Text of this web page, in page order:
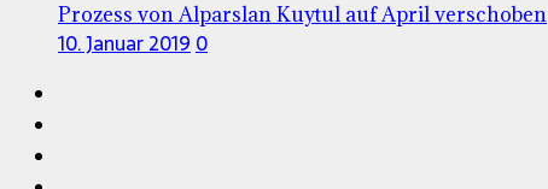
Prozess von Alparslan Kuytul auf April verschoben
10. Januar 20190